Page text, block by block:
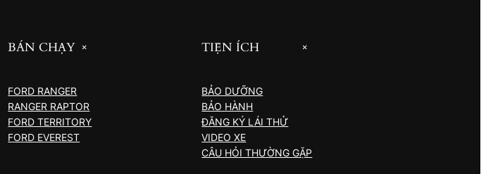
BÁN CHẠY +
FORD RANGER
RANGER RAPTOR
FORD TERRITORY
FORD EVEREST
TIỆN ÍCH +
BẢO DƯỠNG
BẢO HÀNH
ĐĂNG KÝ LÁI THỬ
VIDEO XE
CÂU HỎI THƯỜNG GẶP